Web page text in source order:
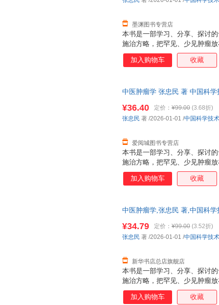
本书是一部学习、分享、探讨
施治方略，把罕见、少见肿瘤
只是对医生而言，对患者而言
是常见病多发病的防治，医疗
墨渊图书专营店
加入购物车 收藏
中医肿瘤学 张忠民 著 中国科
本书是一部学习、分享、探讨
施治方略，把罕见、少见肿瘤
只是对医生而言，对患者而言
是常见病多发病的防治，医疗
¥36.40 定价： ¥99.00 (3.68折)
爱阅城图书专营店
张忠民 著 /2026-01-01 /中国科学技
加入购物车 收藏
中医肿瘤学,张忠民 著,中国科
13284178503
本书是一部学习、分享、探讨
施治方略，把罕见、少见肿瘤
只是对医生而言，对患者而言
是常见病多发病的防治，医疗
¥34.79 定价： ¥99.00 (3.52折)
新华书店总店旗舰店
张忠民 著 /2026-01-01 /中国科学技
加入购物车 收藏